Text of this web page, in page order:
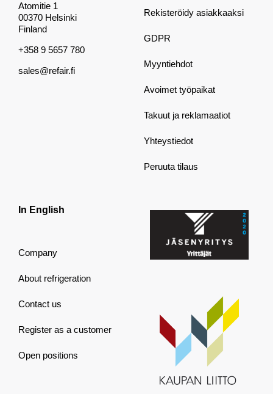
Atomitie 1
00370 Helsinki
Finland
+358 9 5657 780
sales@refair.fi
Rekisteröidy asiakkaaksi
GDPR
Myyntiehdot
Avoimet työpaikat
Takuut ja reklamaatiot
Yhteystiedot
Peruuta tilaus
In English
Company
About refrigeration
Contact us
Register as a customer
Open positions